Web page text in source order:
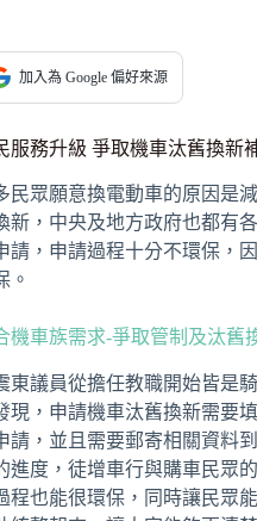
加入為 Google 偏好來源
服務升級 爭取機車汰舊換新
民眾願意換電動車的原因是
新，中央及地方政府也都有
請，申請過程十分不環保，
。
機車族需求-爭取管制及汰舊
東議員從擔任教職開始皆是
現，申請機車汰舊換新需要
請，並且需要郵寄相關資料
進度，徒增車行與購車民眾
程也能很環保，同時讓民眾